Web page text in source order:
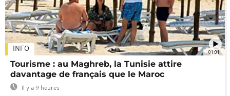
01:01
INFO
Tourisme : au Maghreb, la Tunisie attire
davantage de français que le Maroc
Il y a 9 heures